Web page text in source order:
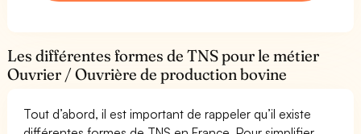
Les différentes formes de TNS pour le métier
Ouvrier / Ouvrière de production bovine
Tout d’abord, il est important de rappeler qu’il existe